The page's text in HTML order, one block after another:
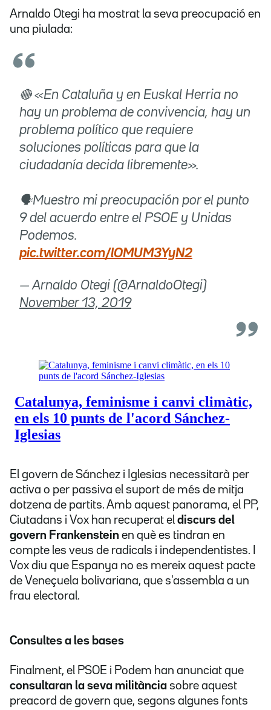
Arnaldo Otegi ha mostrat la seva preocupació en
una piulada:
🔴 «En Cataluña y en Euskal Herria no
hay un problema de convivencia, hay un
problema político que requiere
soluciones políticas para que la
ciudadanía decida libremente».
🗣Muestro mi preocupación por el punto
9 del acuerdo entre el PSOE y Unidas
Podemos.
pic.twitter.com/lOMUM3YyN2
— Arnaldo Otegi (@ArnaldoOtegi)
November 13, 2019
El govern de Sánchez i Iglesias necessitarà per
activa o per passiva el suport de més de mitja
dotzena de partits. Amb aquest panorama, el PP,
Ciutadans i Vox han recuperat el discurs del
govern Frankenstein en què es tindran en
compte les veus de radicals i independentistes. I
Vox diu que Espanya no es mereix aquest pacte
de Veneçuela bolivariana, que s'assembla a un
frau electoral.
Consultes a les bases
Finalment, el PSOE i Podem han anunciat que
consultaran la seva militància sobre aquest
preacord de govern que, segons algunes fonts